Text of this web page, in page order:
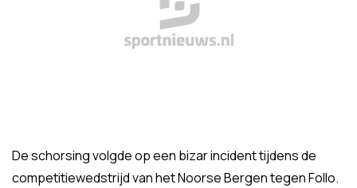
De schorsing volgde op een bizar incident tijdens de
competitiewedstrijd van het Noorse Bergen tegen Follo.